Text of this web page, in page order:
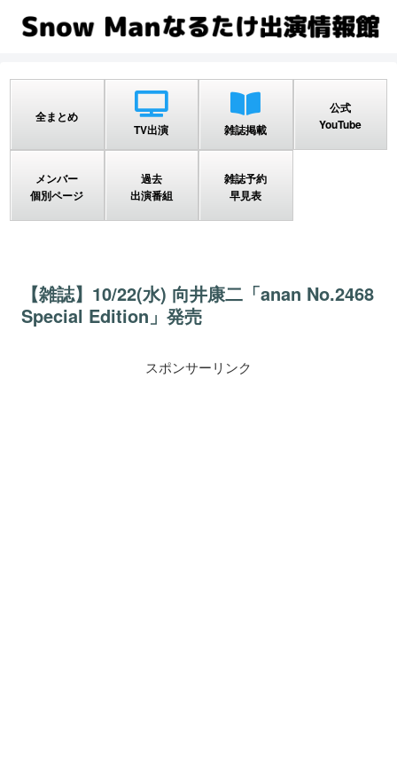
全まとめ
TV出演
雑誌掲載
公式
YouTube
メンバー
個別ページ
過去
出演番組
雑誌予約
早見表
【雑誌】10/22(水) 向井康二「anan No.2468
Special Edition」発売
スポンサーリンク